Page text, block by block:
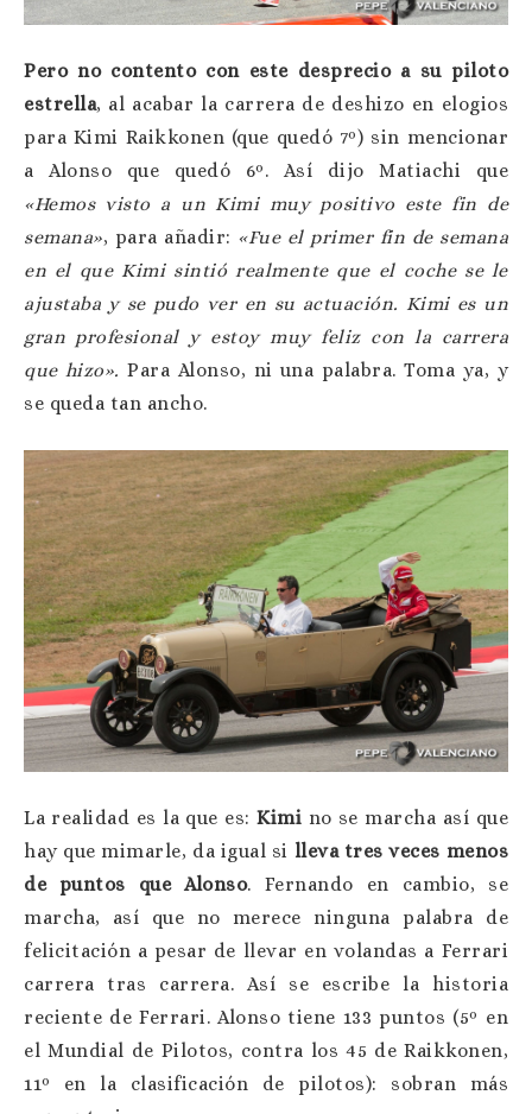
Pero no contento con este desprecio a su piloto
estrella, al acabar la carrera de deshizo en elogios
para Kimi Raikkonen (que quedó 7º) sin mencionar
a Alonso que quedó 6º. Así dijo Matiachi que
«Hemos visto a un Kimi muy positivo este fin de
semana», para añadir: «Fue el primer fin de semana
en el que Kimi sintió realmente que el coche se le
ajustaba y se pudo ver en su actuación. Kimi es un
gran profesional y estoy muy feliz con la carrera
que hizo». Para Alonso, ni una palabra. Toma ya, y
se queda tan ancho.
La realidad es la que es:Kimi no se marcha así que
hay que mimarle, da igual si lleva tres veces menos
de puntos que Alonso. Fernando en cambio, se
marcha, así que no merece ninguna palabra de
felicitación a pesar de llevar en volandas a Ferrari
carrera tras carrera. Así se escribe la historia
reciente de Ferrari. Alonso tiene 133 puntos (5º en
el Mundial de Pilotos, contra los 45 de Raikkonen,
11º en la clasificación de pilotos): sobran más